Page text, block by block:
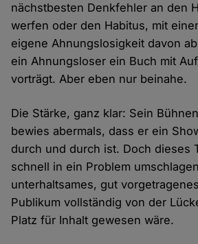
nächstbesten Denkfehler an den
werfen oder den Habitus, mit
eigene Ahnungslosigkeit davon
ein Ahnungsloser ein Buch mit
vorträgt. Aber eben nur beinahe.
Die Stärke, ganz klar: Sein
bewies abermals, dass er ein
durch und durch ist. Doch dieses
schnell in ein Problem
unterhaltsames, gut
Publikum vollständig von der
Platz für Inhalt gewesen wäre.